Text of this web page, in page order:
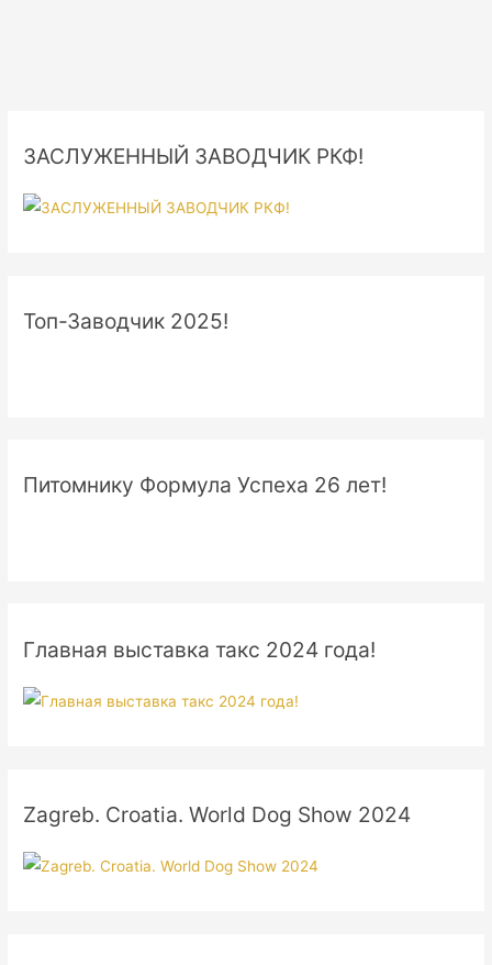
ЗАСЛУЖЕННЫЙ ЗАВОДЧИК РКФ!
Топ-Заводчик 2025!
Питомнику Формула Успеха 26 лет!
Главная выставка такс 2024 года!
Zagreb. Croatia. World Dog Show 2024